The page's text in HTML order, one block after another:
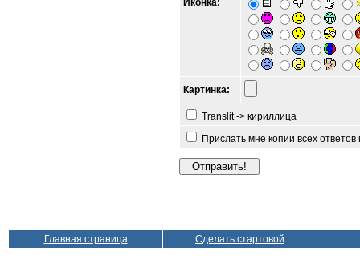
Иконка:
Картинка:
Translit -> кириллица
Прислать мне копии всех
Главная страница Сделать стартовой